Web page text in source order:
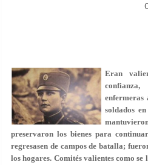
Eran
enfermeras
soldados
preservaron los bienes para
regresasen de campos de batalla;
los hogares. Comités valientes como se